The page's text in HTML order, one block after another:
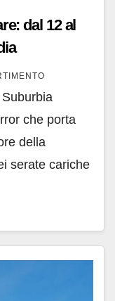
dal 12 al
che porta
della
serate cariche